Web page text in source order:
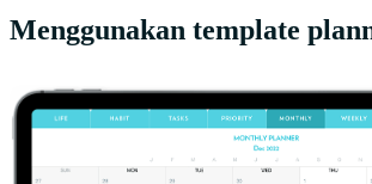
Menggunakan template